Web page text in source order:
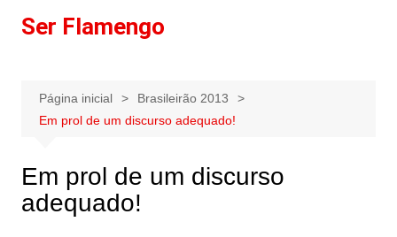
paraSer Flamengo
Página inicial
Brasileirão 2013
Em prol de um discurso adequado!
Em prol de um discurso
adequado!